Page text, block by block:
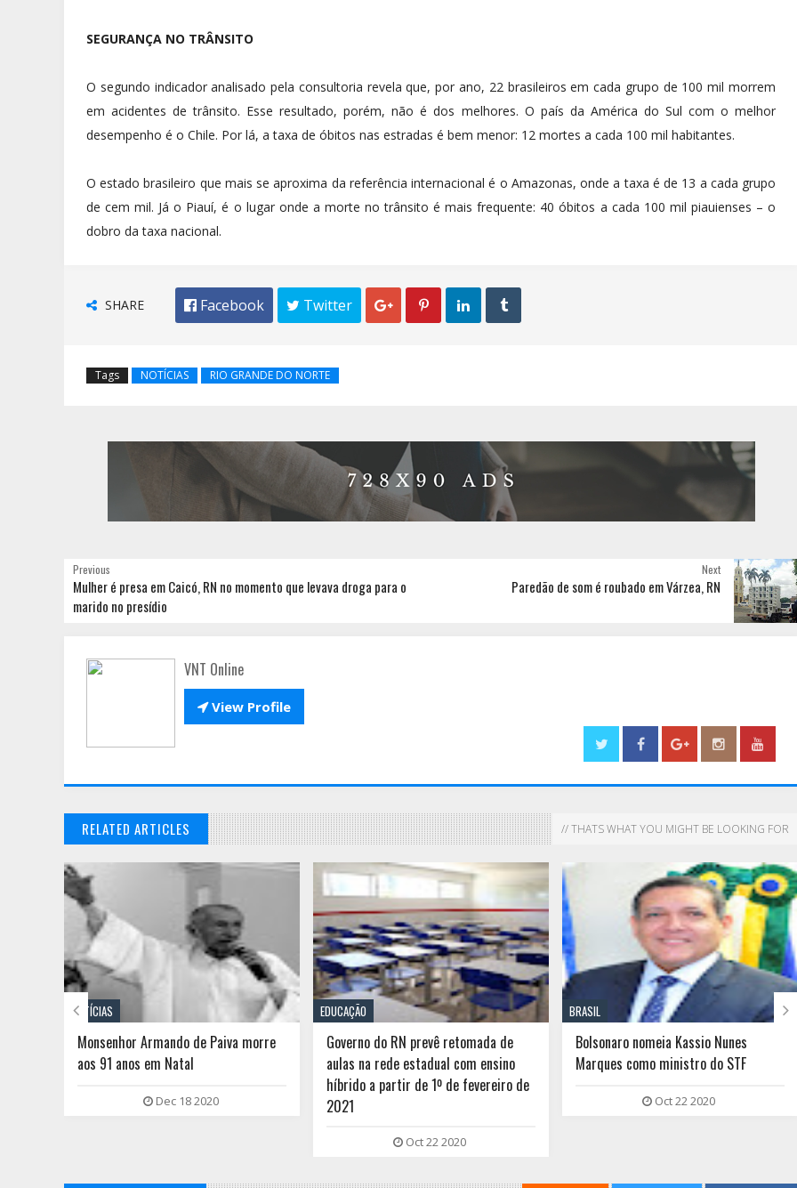
SEGURANÇA NO TRÂNSITO
O segundo indicador analisado pela consultoria revela que, por ano, 22 brasileiros em cada grupo de 100 mil morrem
em acidentes de trânsito. Esse resultado, porém, não é dos melhores. O país da América do Sul com o melhor
desempenho é o Chile. Por lá, a taxa de óbitos nas estradas é bem menor: 12 mortes a cada 100 mil habitantes.
O estado brasileiro que mais se aproxima da referência internacional é o Amazonas, onde a taxa é de 13 a cada grupo
de cem mil. Já o Piauí, é o lugar onde a morte no trânsito é mais frequente: 40 óbitos a cada 100 mil piauienses – o
dobro da taxa nacional.
SHARE  Facebook  Twitter    
Tags NOTÍCIAS RIO GRANDE DO NORTE
Next
Paredão de som é roubado em Várzea, RN
Previous
Mulher é presa em Caicó, RN no momento que levava droga para o
marido no presídio
VNT Online
View Profile
RELATED ARTICLES // THATS WHAT YOU MIGHT BE LOOKING FOR
NOTÍCIAS
Monsenhor Armando de Paiva morre
aos 91 anos em Natal
Dec 18 2020
EDUCAÇÃO
Governo do RN prevê retomada de
aulas na rede estadual com ensino
híbrido a partir de 1º de fevereiro de
2021
Oct 22 2020
BRASIL
Bolsonaro nomeia Kassio Nunes
Marques como ministro do STF
Oct 22 2020
 